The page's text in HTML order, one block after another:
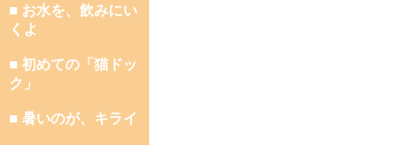
■ お水を、飲みにい
くよ
■ 初めての「猫ドッ
ク」
■ 暑いのが、キライ